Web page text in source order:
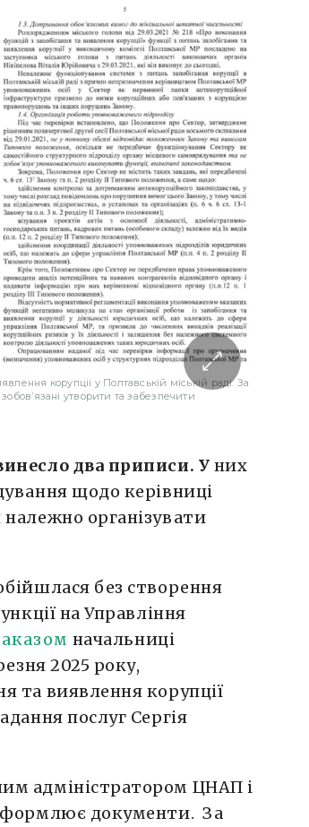
корупції у Полтавській міській раді. За
утворити та забезпечити
два приписи. У них
щодо керівниці
організувати
без створення
на Управління
начальниці
2025 року,
та виявлення корупції
послуг Сергія
адміністратором ЦНАП і
документи. За